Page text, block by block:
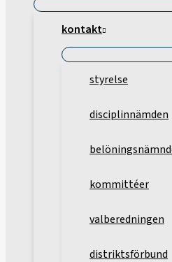
kontakt
styrelse
disciplinnämden
kommittéer
valberedningen
distriktsförbund